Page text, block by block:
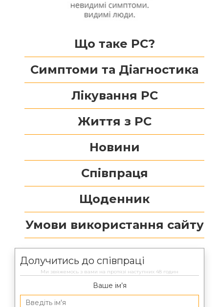
Що таке РС?
Симптоми та Діагностика
Лікування РС
Життя з РС
Новини
Співпраця
Щоденник
Умови використання сайту
Долучитись до співпраці
Ми звяжемось з вами на протязі наступних 48 годин
Ваше ім’я